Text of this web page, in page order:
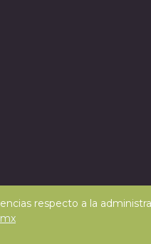
respecto a la